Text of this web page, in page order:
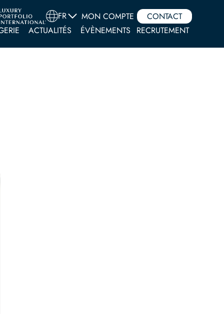
FR MON COMPTE
CONTACT
ACTUALITÉS ÉVÈNEMENTS RECRUTEMENT